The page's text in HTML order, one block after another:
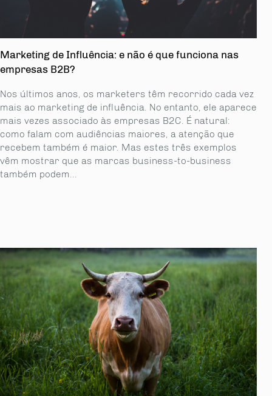
Marketing de Influência: e não é que funciona nas
empresas B2B?
Nos últimos anos, os marketers têm recorrido cada vez
mais ao marketing de influência. No entanto, ele aparece
mais vezes associado às empresas B2C. É natural:
como falam com audiências maiores, a atenção que
recebem também é maior. Mas estes três exemplos
vêm mostrar que as marcas business-to-business
também podem...